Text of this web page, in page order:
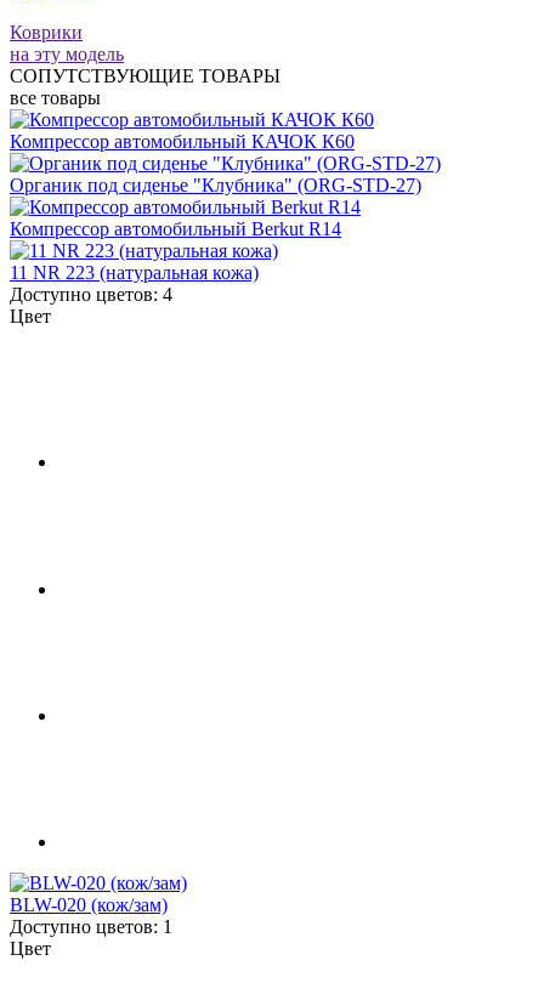
Коврики
на эту модель
СОПУТСТВУЮЩИЕ ТОВАРЫ
все товары
Компрессор автомобильный КАЧОК К60
Органик под сиденье "Клубника" (ORG-STD-27)
Компрессор автомобильный Berkut R14
11 NR 223 (натуральная кожа)
Доступно цветов: 4
Цвет
BLW-020 (кож/зам)
Доступно цветов: 1
Цвет